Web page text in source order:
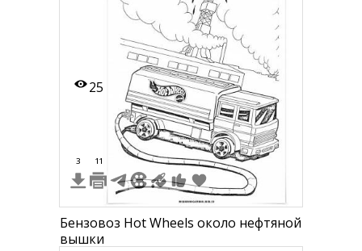
25
3 11
Бензовоз Hot Wheels около нефтяной
вышки